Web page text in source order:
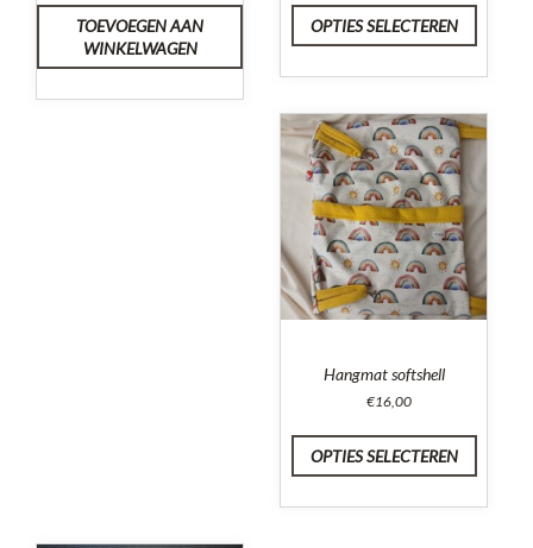
TOEVOEGEN AAN
WINKELWAGEN
tot
€16,00
OPTIES SELECTEREN
Hangmat softshell
€16,00
OPTIES SELECTEREN